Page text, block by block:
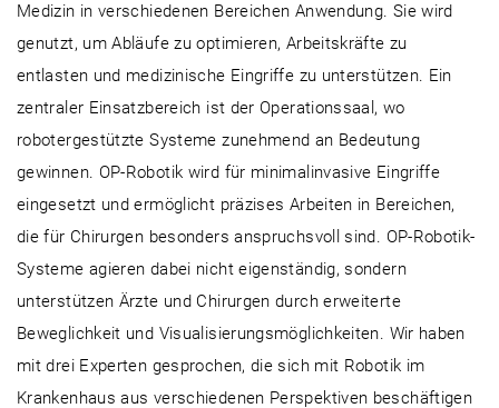
Medizin in verschiedenen Bereichen Anwendung. Sie wird
genutzt, um Abläufe zu optimieren, Arbeitskräfte zu
entlasten und medizinische Eingriffe zu unterstützen. Ein
zentraler Einsatzbereich ist der Operationssaal, wo
robotergestützte Systeme zunehmend an Bedeutung
gewinnen. OP-Robotik wird für minimalinvasive Eingriffe
eingesetzt und ermöglicht präzises Arbeiten in Bereichen,
die für Chirurgen besonders anspruchsvoll sind. OP-Robotik-
Systeme agieren dabei nicht eigenständig, sondern
unterstützen Ärzte und Chirurgen durch erweiterte
Beweglichkeit und Visualisierungsmöglichkeiten. Wir haben
mit drei Experten gesprochen, die sich mit Robotik im
Krankenhaus aus verschiedenen Perspektiven beschäftigen